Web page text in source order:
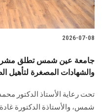
2026-07-08
جامعة عين شمس تطلق
والشهادات المصغرة لتأهيل
تحت رعاية الأستاذ الدكتور
شمس، والأستاذة الدكتورة